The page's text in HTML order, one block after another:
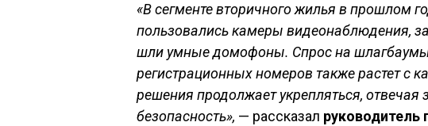
«В сегменте вторичного жилья в прошлом
пользовались камеры видеонаблюдения,
шли умные домофоны. Спрос на
регистрационных номеров также растет с
решения продолжает укрепляться,
безопасность», — рассказал руководитель